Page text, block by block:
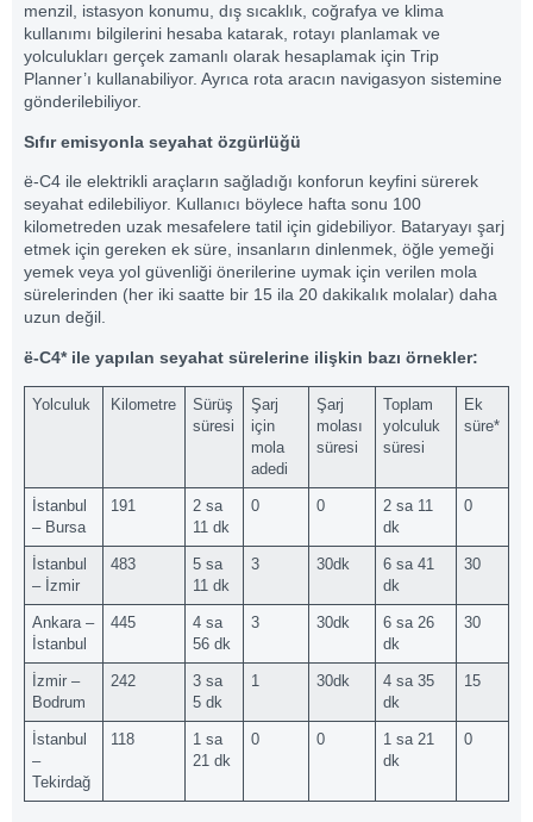
menzil, istasyon konumu, dış sıcaklık, coğrafya ve klima
kullanımı bilgilerini hesaba katarak, rotayı planlamak ve
yolculukları gerçek zamanlı olarak hesaplamak için Trip
Planner’ı kullanabiliyor. Ayrıca rota aracın navigasyon sistemine
gönderilebiliyor.
Sıfır emisyonla seyahat özgürlüğü
ë-C4 ile elektrikli araçların sağladığı konforun keyfini sürerek
seyahat edilebiliyor. Kullanıcı böylece hafta sonu 100
kilometreden uzak mesafelere tatil için gidebiliyor. Bataryayı şarj
etmek için gereken ek süre, insanların dinlenmek, öğle yemeği
yemek veya yol güvenliği önerilerine uymak için verilen mola
sürelerinden (her iki saatte bir 15 ila 20 dakikalık molalar) daha
uzun değil.
ë-C4* ile yapılan seyahat sürelerine ilişkin bazı örnekler:
Yolculuk Kilometre
Sürüş
süresi
Şarj
için
mola
adedi
Şarj
molası
süresi
Toplam
yolculuk
süresi
Ek
süre*
İstanbul
– Bursa
191
2 sa
11 dk
0 0
2 sa 11
dk
0
İstanbul
– İzmir
483
5 sa
11 dk
3 30dk
6 sa 41
dk
30
Ankara –
İstanbul
445
4 sa
56 dk
3 30dk
6 sa 26
dk
30
İzmir –
Bodrum
242
3 sa
5 dk
1 30dk
4 sa 35
dk
15
İstanbul
–
Tekirdağ
118
1 sa
21 dk
0 0
1 sa 21
dk
0